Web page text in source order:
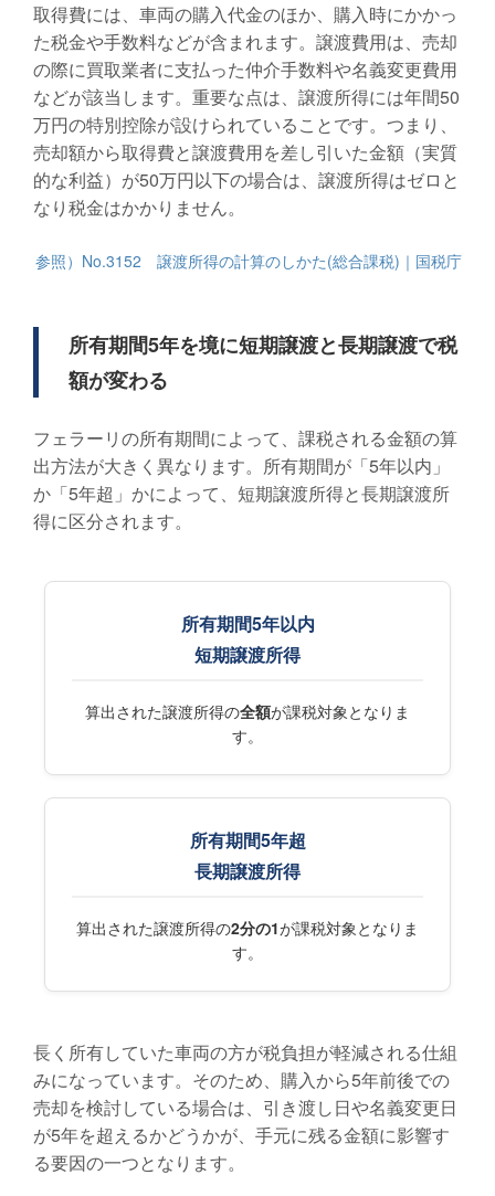
取得費には、車両の購入代金のほか、購入時にかかっ
た税金や手数料などが含まれます。譲渡費用は、売却
の際に買取業者に支払った仲介手数料や名義変更費用
などが該当します。重要な点は、譲渡所得には年間50
万円の特別控除が設けられていることです。つまり、
売却額から取得費と譲渡費用を差し引いた金額（実質
的な利益）が50万円以下の場合は、譲渡所得はゼロと
なり税金はかかりません。
参照）No.3152 譲渡所得の計算のしかた(総合課税)｜国税庁
所有期間5年を境に短期譲渡と長期譲渡で税
額が変わる
フェラーリの所有期間によって、課税される金額の算
出方法が大きく異なります。所有期間が「5年以内」
か「5年超」かによって、短期譲渡所得と長期譲渡所
得に区分されます。
所有期間5年以内
短期譲渡所得
算出された譲渡所得の全額が課税対象となりま
す。
所有期間5年超
長期譲渡所得
算出された譲渡所得の2分の1が課税対象となりま
す。
長く所有していた車両の方が税負担が軽減される仕組
みになっています。そのため、購入から5年前後での
売却を検討している場合は、引き渡し日や名義変更日
が5年を超えるかどうかが、手元に残る金額に影響す
る要因の一つとなります。